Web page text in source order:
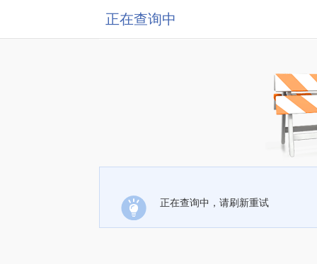
正在查询中
正在查询中，请刷新重试